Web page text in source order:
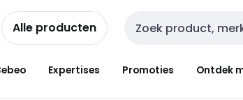
Alle producten Zoekveld invoer
Expertises Promoties Ontdek